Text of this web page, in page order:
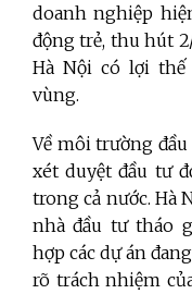
doanh nghiệp
động trẻ, thu hút
Hà Nội có lợi
vùng.
Về môi trường
xét duyệt đầu tư
trong cả nước. Hà
nhà đầu tư tháo
hợp các dự án
rõ trách nhiệm